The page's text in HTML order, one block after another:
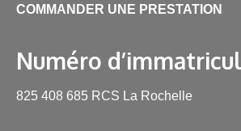
COMMANDER UNE PRESTATION
Numéro
825 408 685 RCS La Rochelle